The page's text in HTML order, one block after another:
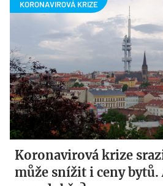
Koronavirová krize
může snížit i ceny bytů.